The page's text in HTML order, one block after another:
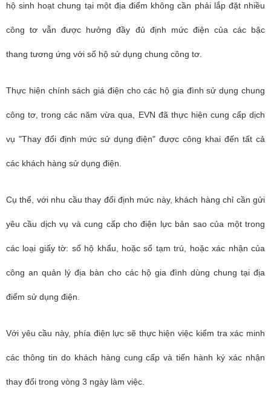
hộ sinh hoạt chung tại một địa điểm không cần phải lắp đặt nhiều
công tơ vẫn được hưởng đầy đủ định mức điện của các bậc
thang tương ứng với số hộ sử dụng chung công tơ.
Thực hiện chính sách giá điện cho các hộ gia đình sử dụng chung
công tơ, trong các năm vừa qua, EVN đã thực hiện cung cấp dịch
vụ "Thay đổi định mức sử dụng điện" được công khai đến tất cả
các khách hàng sử dụng điện.
Cụ thể, với nhu cầu thay đổi định mức này, khách hàng chỉ cần gửi
yêu cầu dịch vụ và cung cấp cho điện lực bản sao của một trong
các loại giấy tờ: sổ hộ khẩu, hoặc sổ tạm trú, hoặc xác nhận của
công an quản lý địa bàn cho các hộ gia đình dùng chung tại địa
điểm sử dụng điện.
Với yêu cầu này, phía điện lực sẽ thực hiện việc kiểm tra xác minh
các thông tin do khách hàng cung cấp và tiến hành ký xác nhận
thay đổi trong vòng 3 ngày làm việc.